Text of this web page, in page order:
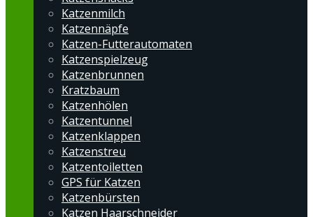
Katzenmilch
Katzennäpfe
Katzen-Futterautomaten
Katzenspielzeug
Katzenbrunnen
Kratzbaum
Katzenhölen
Katzentunnel
Katzenklappen
Katzenstreu
Katzentoiletten
GPS für Katzen
Katzenbürsten
Katzen Haarschneider